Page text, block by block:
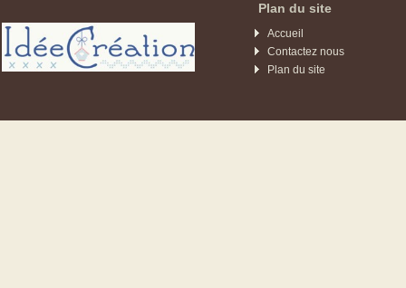
Plan du site
Accueil
Contactez nous
Plan du site